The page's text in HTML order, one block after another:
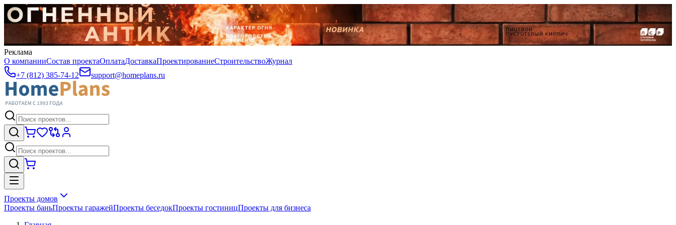
Реклама
О компанииСостав проектаОплатаДоставкаПроектированиеСтроительствоЖурнал
+7 (812) 385-74-12
support@homeplans.ru
Проекты домов
Проекты баньПроекты гаражейПроекты беседокПроекты гостиницПроекты для бизнеса